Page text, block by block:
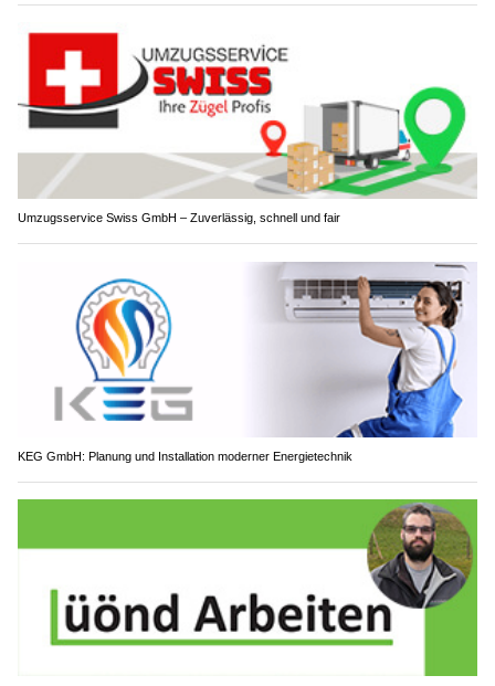
Umzugsservice Swiss GmbH – Zuverlässig, schnell und fair
KEG GmbH: Planung und Installation moderner Energietechnik